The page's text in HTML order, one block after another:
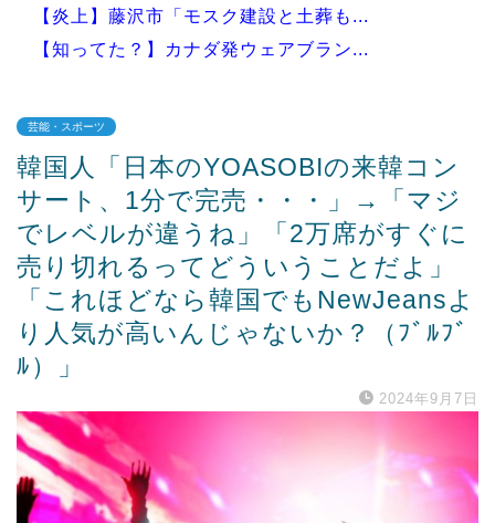
【炎上】藤沢市「モスク建設と土葬も...
【知ってた？】カナダ発ウェアブラン...
Powered by livedoor 相互RSS
芸能・スポーツ
韓国人「日本のYOASOBIの来韓コン
サート、1分で完売・・・」→「マジ
でレベルが違うね」「2万席がすぐに
売り切れるってどういうことだよ」
「これほどなら韓国でもNewJeansよ
り人気が高いんじゃないか？（ﾌﾞﾙﾌﾞ
ﾙ）」
2024年9月7日